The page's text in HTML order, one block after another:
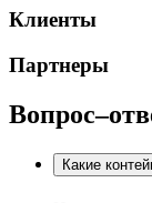
Клиенты
Партнеры
Какие